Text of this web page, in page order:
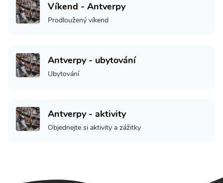
Víkend - Antverpy
Prodloužený víkend
Antverpy - ubytování
Ubytování
Antverpy - aktivity
Objednejte si aktivity a zážitky